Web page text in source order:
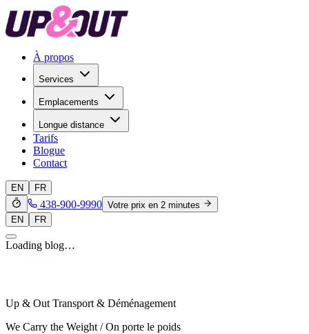
À propos
Services
Emplacements
Longue distance
Tarifs
Blogue
Contact
EN FR
438-900-9990 Votre prix en 2 minutes
EN
FR
Loading blog…
Up & Out Transport & Déménagement
We Carry the Weight / On porte le poids